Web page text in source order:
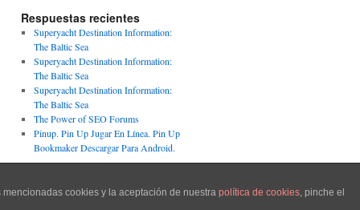
Respuestas recientes
Superyacht Destination Information:
The Baltic Sea
Superyacht Destination Information:
The Baltic Sea
Superyacht Destination Information:
The Baltic Sea
The Power of SEO Forums
Pinup. Pin Up Jugar En Línea. Pin Up
Bookmaker Descargar Para Android.
Funciona gracias a WordPress.
cookies y la aceptación de nuestra política de cookies, pinche el